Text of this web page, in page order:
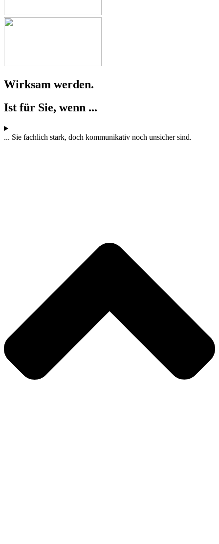
Wirksam werden.
Ist für Sie, wenn ...
... Sie fachlich stark, doch kommunikativ noch unsicher sind.